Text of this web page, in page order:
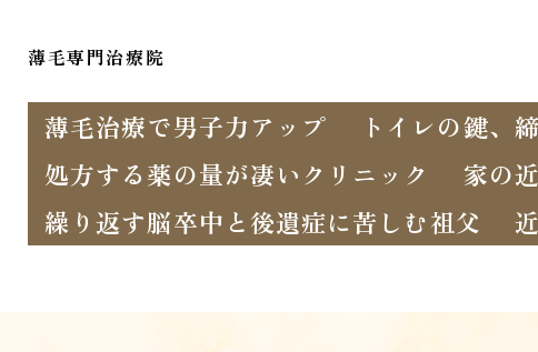
薄毛専門治療院
薄毛治療で男子力アップ
トイレの鍵、
処方する薬の量が凄いクリニック
家の
繰り返す脳卒中と後遺症に苦しむ祖父